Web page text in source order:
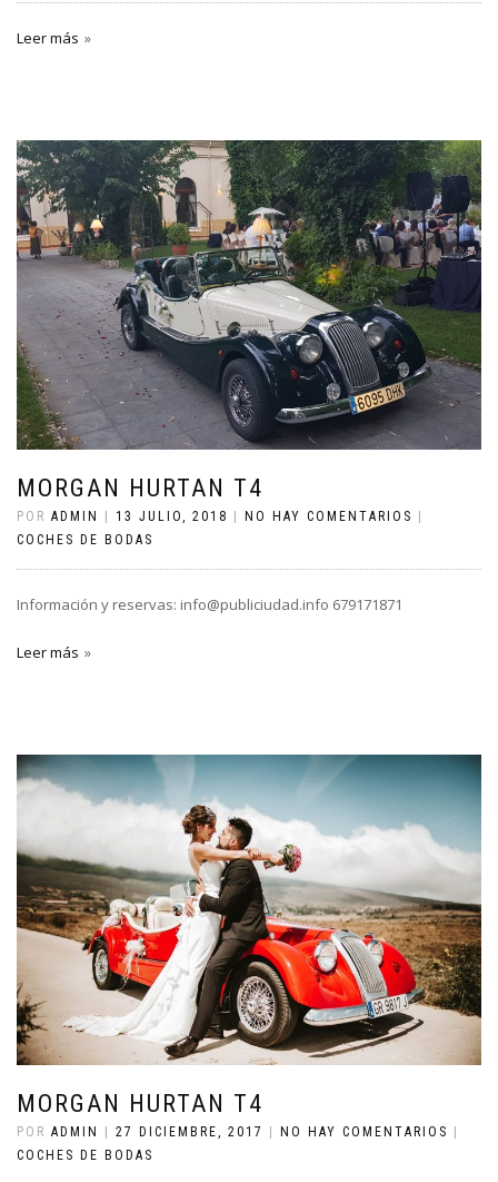
Leer más
MORGAN HURTAN T4
POR ADMIN 13 JULIO, 2018 NO HAY COMENTARIOS
COCHES DE BODAS
Información y reservas: info@publiciudad.info 679171871
Leer más
MORGAN HURTAN T4
POR ADMIN 27 DICIEMBRE, 2017 NO HAY COMENTARIOS
COCHES DE BODAS